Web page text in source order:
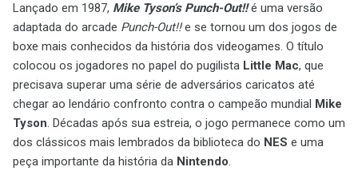
Lançado em 1987, Mike Tyson’s Punch-Out!!é uma versão
adaptada do arcade Punch-Out!!e se tornou um dos jogos de
boxe mais conhecidos da história dos videogames. O título
colocou os jogadores no papel do pugilista Little Mac, que
precisava superar uma série de adversários caricatos até
chegar ao lendário confronto contra o campeão mundial Mike
Tyson. Décadas após sua estreia, o jogo permanece como um
dos clássicos mais lembrados da biblioteca do NES e uma
peça importante da história da Nintendo.